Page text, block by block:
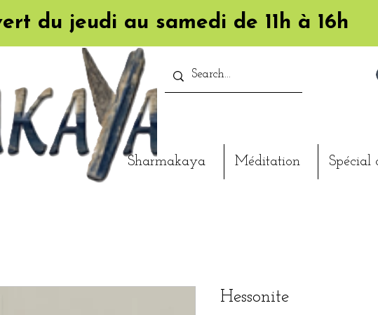
du jeudi au samedi de 11h à 16h
Sharmakaya Méditation Spécial
Hessonite